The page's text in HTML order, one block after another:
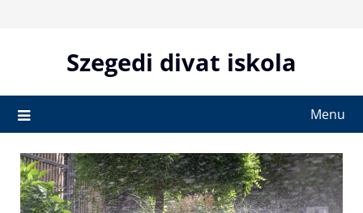
Szegedi divat iskola
Menu